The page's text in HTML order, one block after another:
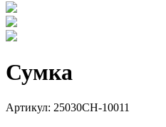
Сумка
Артикул: 25030СН-10011